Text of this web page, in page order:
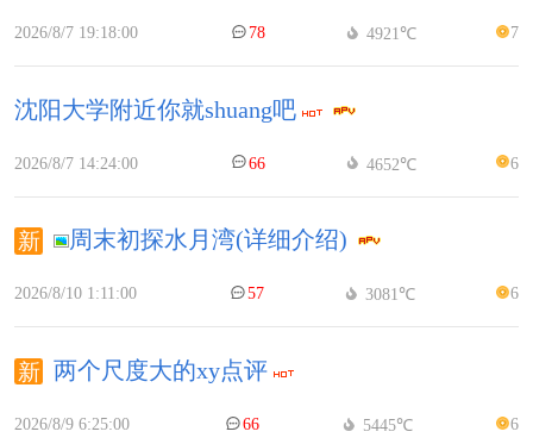
2026/8/7 19:18:00 78 4921℃ 7
沈阳大学附近你就shuang吧
2026/8/7 14:24:00 66 4652℃ 6
周末初探水月湾(详细介绍)
2026/8/10 1:11:00 57 3081℃ 6
两个尺度大的xy点评
2026/8/9 6:25:00 66 5445℃ 6